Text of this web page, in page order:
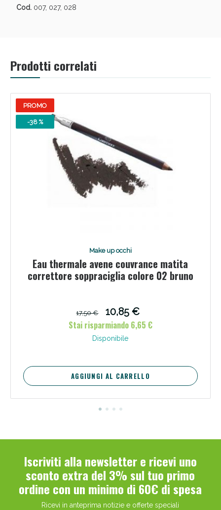
Cod.007, 027, 028
Prodotti correlati
PROMO
-38 %
Make up occhi
Eau thermale avene couvrance matita
correttore soppraciglia colore 02 bruno
17,50 €
10,85 €
Stai risparmiando 6,65 €
Disponibile
AGGIUNGI AL CARRELLO
Iscriviti alla newsletter e ricevi uno
sconto extra del 3% sul tuo primo
ordine con un minimo di 60€ di spesa
Ricevi in anteprima notizie e offerte speciali
Benessere Intestinale: Sconto fino al 55% valido
oggi!